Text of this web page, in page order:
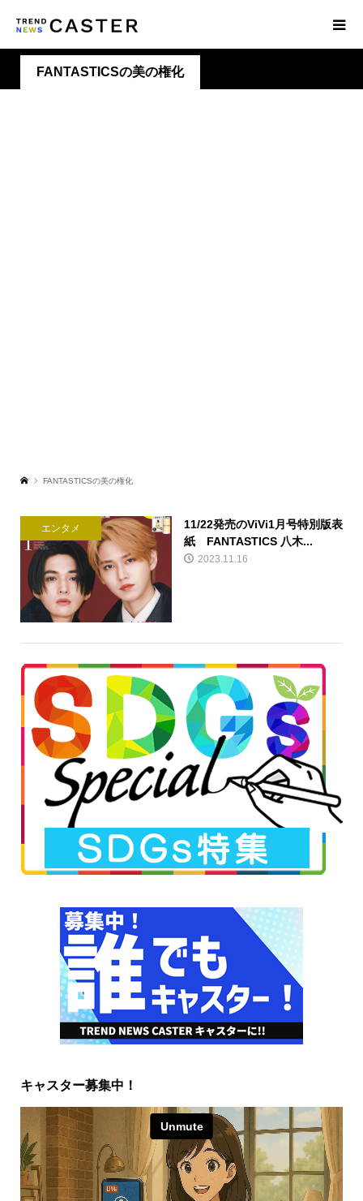
FANTASTICSの美の権化
FANTASTICSの美の権化
エンタメ
11/22発売のViVi1月号特別版表
紙 FANTASTICS 八木...
2023.11.16
キャスター募集中！